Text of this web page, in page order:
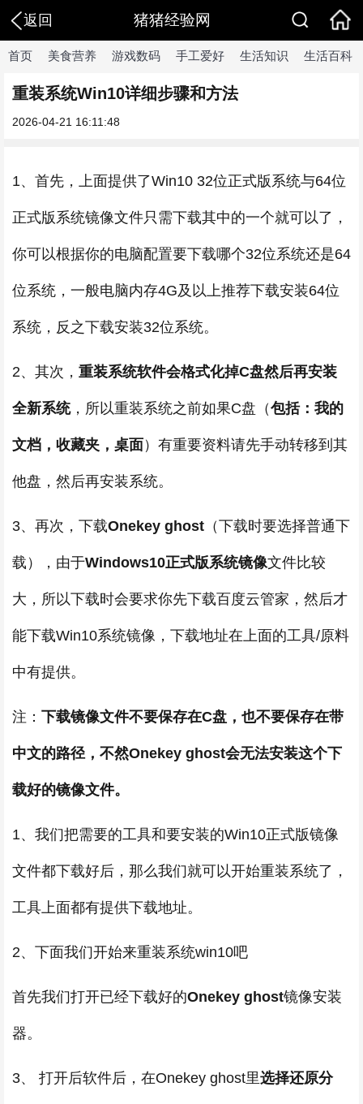
返回 猪猪经验网
首页 美食营养 游戏数码 手工爱好 生活知识 生活百科
重装系统Win10详细步骤和方法
2026-04-21 16:11:48
1、首先，上面提供了Win10 32位正式版系统与64位
正式版系统镜像文件只需下载其中的一个就可以了，
你可以根据你的电脑配置要下载哪个32位系统还是64
位系统，一般电脑内存4G及以上推荐下载安装64位
系统，反之下载安装32位系统。
2、其次， 重装系统软件会格式化掉C盘然后再安装
全新系统，所以重装系统之前如果C盘（包括：我的
文档，收藏夹，桌面 ）有重要资料请先手动转移到其
他盘，然后再安装系统。
3、再次，下载Onekey ghost （下载时要选择普通下
载），由于Windows10正式版系统镜像文件比较
大，所以下载时会要求你先下载百度云管家，然后才
能下载Win10系统镜像，下载地址在上面的工具/原料
中有提供。
注： 下载镜像文件不要保存在C盘，也不要保存在带
中文的路径，不然Onekey ghost会无法安装这个下
载好的镜像文件。
1、我们把需要的工具和要安装的Win10正式版镜像
文件都下载好后，那么我们就可以开始重装系统了，
工具上面都有提供下载地址。
2、下面我们开始来重装系统win10吧
首先我们打开已经下载好的Onekey ghost镜像安装
器。
3、 打开后软件后，在Onekey ghost里选择还原分